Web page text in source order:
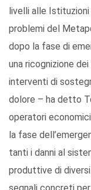
livelli alle Istituzioni
problemi del
dopo la fase di
una ricognizione
interventi di
dolore – ha detto
operatori
la fase
tanti i danni al
produttive di